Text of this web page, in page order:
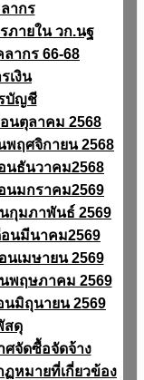
ากร
ภายใน วก.นฐ
ากร 66-68
เงิน
บัญชี
นตุลาคม 2568
พฤศจิกายน 2568
นธันวาคม2568
นมกราคม2569
กุมภาพันธ์ 2569
อนมีนาคม2569
นเมษายน 2569
พฤษภาคม 2569
นมิถุนายน 2569
สดุ
ศจัดซื้อจัดจ้าง
ฏหมายที่เกี่ยวข้อง